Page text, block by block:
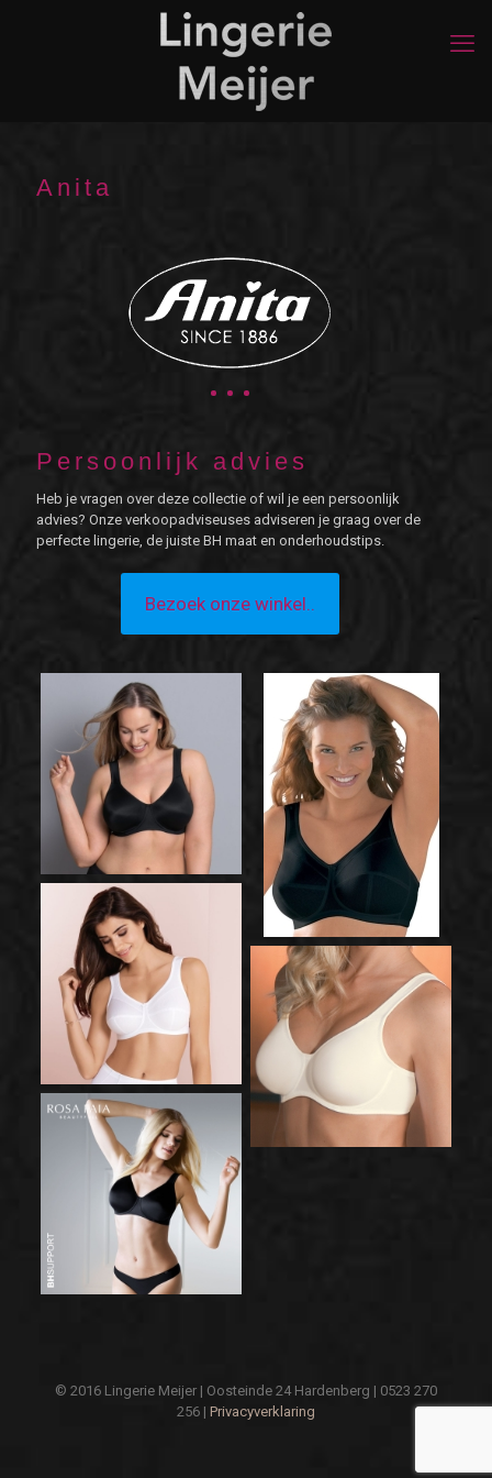
Anita
Persoonlijk advies
Heb je vragen over deze collectie of wil je een persoonlijk
advies? Onze verkoopadviseuses adviseren je graag over de
perfecte lingerie, de juiste BH maat en onderhoudstips.
Bezoek onze winkel..
© 2016 Lingerie Meijer | Oosteinde 24 Hardenberg | 0523 270
256 | Privacyverklaring